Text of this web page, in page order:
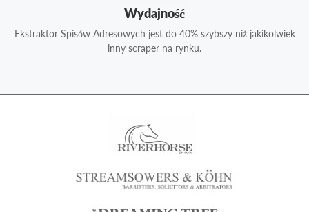
Wydajność
Ekstraktor Spisów Adresowych jest do 40% szybszy niż jakikolwiek
inny scraper na rynku.